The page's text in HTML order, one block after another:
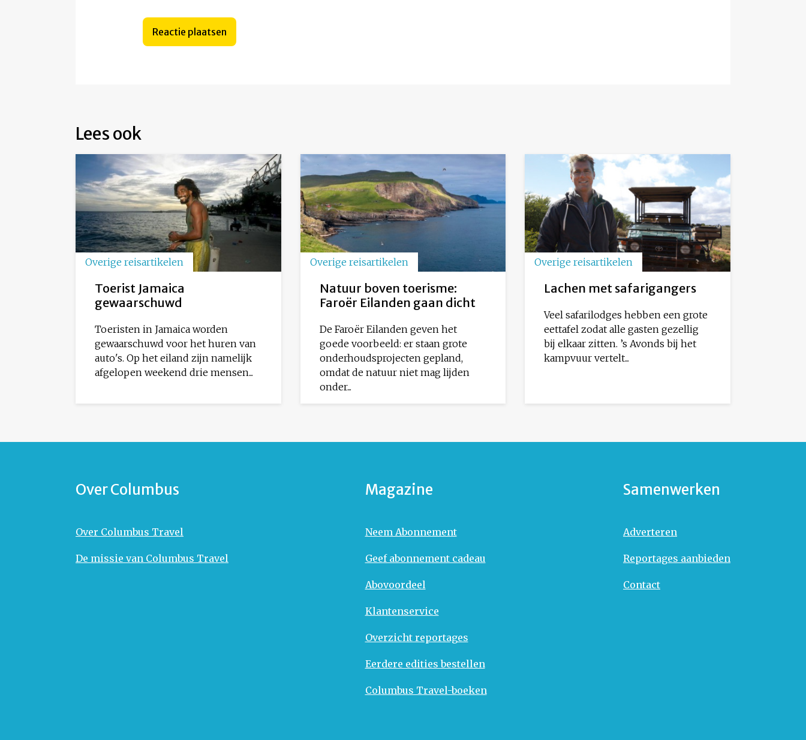
Lees ook
Overige reisartikelen
Toerist Jamaica
gewaarschuwd
Toeristen in Jamaica worden
gewaarschuwd voor het huren van
auto's. Op het eiland zijn namelijk
afgelopen weekend drie mensen...
Overige reisartikelen
Natuur boven toerisme:
Faroër Eilanden gaan dicht
De Faroër Eilanden geven het
goede voorbeeld: er staan grote
onderhoudsprojecten gepland,
omdat de natuur niet mag lijden
onder...
Overige reisartikelen
Lachen met safarigangers
Veel safarilodges hebben een grote
eettafel zodat alle gasten gezellig
bij elkaar zitten. ’s Avonds bij het
kampvuur vertelt...
Over Columbus
Over Columbus Travel
De missie van Columbus Travel
Magazine
Neem Abonnement
Geef abonnement cadeau
Abovoordeel
Klantenservice
Overzicht reportages
Eerdere edities bestellen
Columbus Travel-boeken
Samenwerken
Adverteren
Reportages aanbieden
Contact